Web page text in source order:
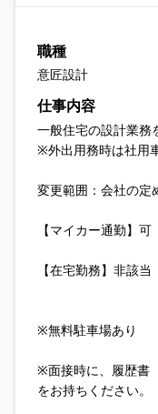
職種
意匠設計
仕事内容
一般住宅の設計業務
※外出用務時は社用
変更範囲：会社の定
【マイカー通勤】可
【在宅勤務】非該当
※無料駐車場あり
※面接時に、履歴書
をお持ちください。